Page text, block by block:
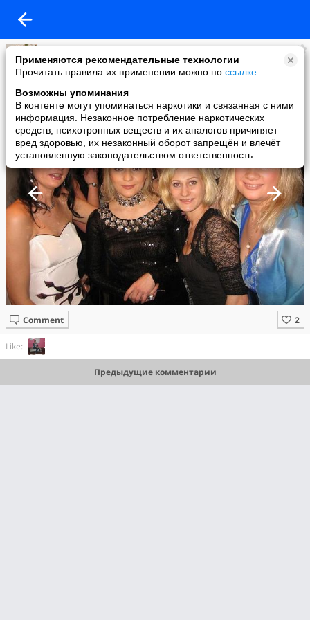
Применяются рекомендательные технологии
Прочитать правила их применении можно по ссылке
Возможны упоминания
В контенте могут упоминаться наркотики и связанная с ними
информация. Незаконное потребление наркотических
средств, психотропных веществ и их аналогов причиняет
вред здоровью, их незаконный оборот запрещён и влечёт
установленную законодательством ответственность
Елена Сысосева(Ерохина)
added a photo
14 Jan в 13:48
Comment
Like:
Предыдущие комментарии